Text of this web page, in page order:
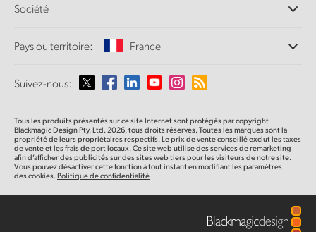
Capture et lecture
Conversion de standards
Stockage en réseau
Routage et distribution
Diffusion et encodage
Société
À propos de Blackmagic Design
Médias
Pays ou territoire: France
Sélectionnez un pays
Australia
Austria
Suivez-nous:
Tous les produits présentés sur ce site Internet sont protégés par copyright
Blackmagic Design Pty. Ltd. 2026, tous droits réservés. Toutes les marques sont la
propriété de leurs propriétaires respectifs. Le prix de vente conseillé exclut les taxes
de vente et les frais de port locaux. Ce site web utilise des services de remarketing
afin d’afficher des publicités sur des sites web tiers pour les visiteurs de notre site.
Vous pouvez désactiver cette fonction à tout instant en modifiant les paramètres
des cookies.Politique de confidentialité